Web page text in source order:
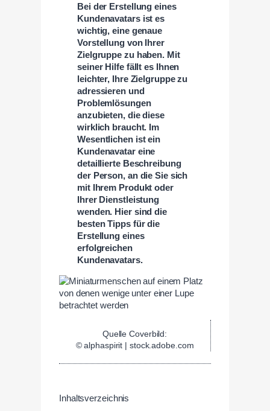
Bei der Erstellung eines
Kundenavatars ist es
wichtig, eine genaue
Vorstellung von Ihrer
Zielgruppe zu haben. Mit
seiner Hilfe fällt es Ihnen
leichter, Ihre Zielgruppe zu
adressieren und
Problemlösungen
anzubieten, die diese
wirklich braucht. Im
Wesentlichen ist ein
Kundenavatar eine
detaillierte Beschreibung
der Person, an die Sie sich
mit Ihrem Produkt oder
Ihrer Dienstleistung
wenden. Hier sind die
besten Tipps für die
Erstellung eines
erfolgreichen
Kundenavatars.
Quelle Coverbild:
© alphaspirit | stock.adobe.com
Inhaltsverzeichnis